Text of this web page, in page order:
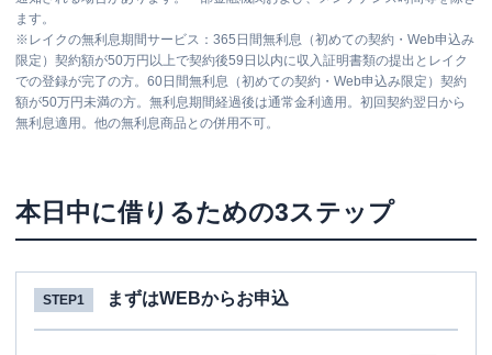
ます。
※ レイクの無利息期間サービス：365日間無利息（初めての契約・Web申込み
限定）契約額が50万円以上で契約後59日以内に収入証明書類の提出とレイク
での登録が完了の方。60日間無利息（初めての契約・Web申込み限定）契約
額が50万円未満の方。無利息期間経過後は通常金利適用。初回契約翌日から
無利息適用。他の無利息商品との併用不可。
本日中に借りるための3ステップ
STEP1 まずはWEBからお申込